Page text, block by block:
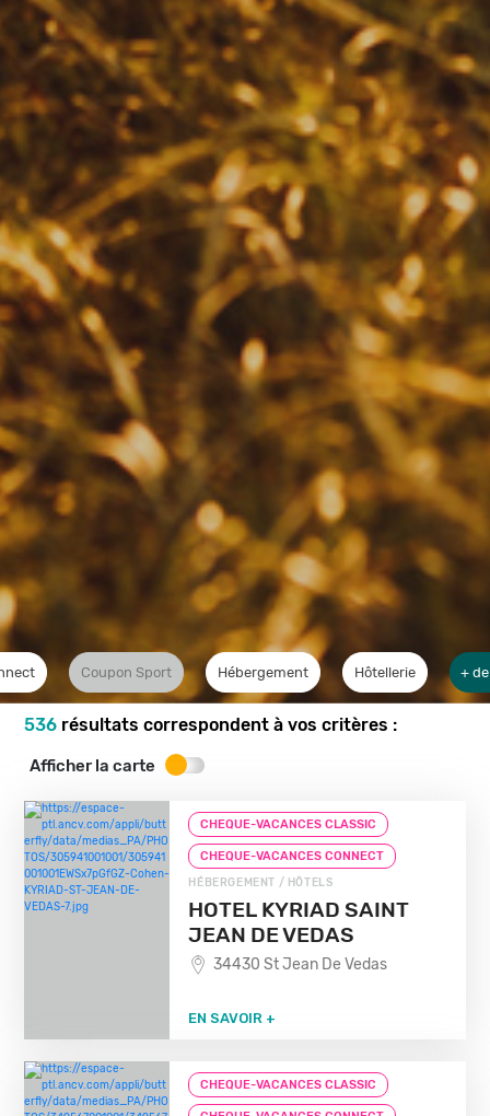
Coupon Sport Hébergement Hôtellerie +
536 résultats correspondent à vos critères :
Afficher la carte
CHEQUE-VACANCES CLASSIC
CHEQUE-VACANCES CONNECT
HÉBERGEMENT / HÔTELS
HOTEL KYRIAD SAINT
JEAN DE VEDAS
34430 St Jean De Vedas
EN SAVOIR +
CHEQUE-VACANCES CLASSIC